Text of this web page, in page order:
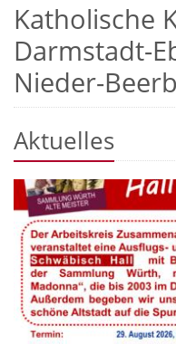
Katholische
Darmstadt-
Nieder-
Aktuelles